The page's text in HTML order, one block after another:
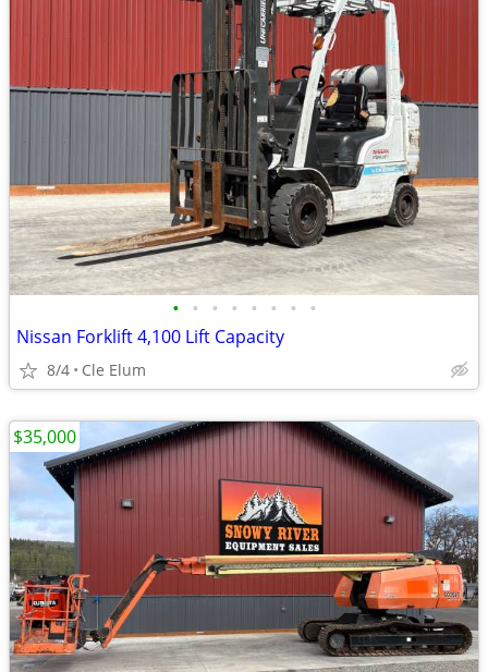
• • • • • • • •
Nissan Forklift 4,100 Lift Capacity
8/4 Cle Elum
$35,000